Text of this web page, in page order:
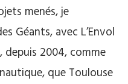
menés, je
Géants, avec L’Envol
depuis 2004, comme
que Toulouse